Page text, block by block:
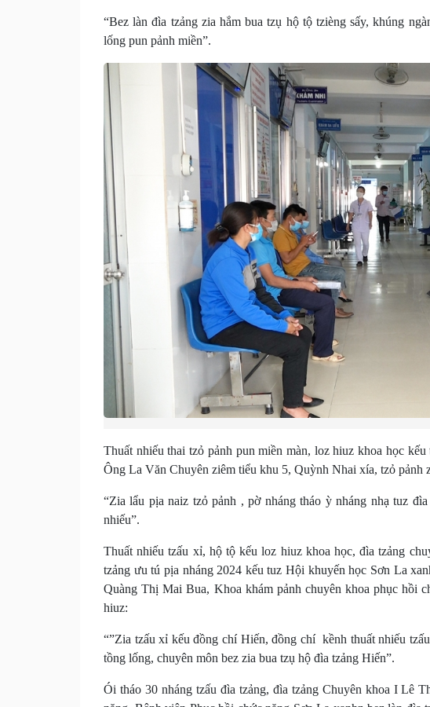
“Bez làn đìa tzảng zia hắm bua tzụ hộ tộ tzièng sấy, khúng
lống pun pảnh miền”.
Thuất nhiếu thai tzỏ pảnh pun miền màn, loz hiuz khoa học
Ông La Văn Chuyên ziêm tiểu khu 5, Quỳnh Nhai xía, tzỏ pảnh
“Zia lẩu pịa naiz tzỏ pảnh , pờ nháng tháo ỳ nháng nhạ tuz
nhiếu”.
Thuất nhiếu tzấu xỉ, hộ tộ kếu loz hiuz khoa học, đìa tzảng
tzảng ưu tú pịa nháng 2024 kếu tuz Hội khuyến học Sơn La
Quàng Thị Mai Bua, Khoa khám pảnh chuyên khoa phục hồi
hiuz:
“”Zia tzấu xỉ kếu đồng chí Hiến, đồng chí kềnh thuất nhiếu
tồng lống, chuyên môn bez zia bua tzụ hộ đìa tzảng Hiến”.
Ói tháo 30 nháng tzấu đìa tzảng, đìa tzảng Chuyên khoa I Lê